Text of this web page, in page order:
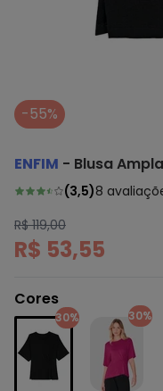
-55%
ENFIM - Blusa
(3,5)8
R$ 119,00
R$ 53,55
Cores
30% 30%